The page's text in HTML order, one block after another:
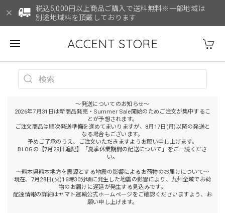
税込5,000円以上商品ご購入で送料無料※一部地域は
別途地域料を頂戴しております
ACCENT STORE
～発送についてのお知らせ～
2026年7月31日は新商品発売・Summer Sale開始のためご注文が集中するこ
とが予想されます。
ご注文商品は順次発送準備を進めてまいりますが、8月17日(月)以降の発送と
なる場合もございます。
予めご了承のうえ、ご注文いただきますようお願い申し上げます。
BLOGの【7月29日追記】「夏季休業期間の配送について」をご一読くださ
い。
～熊本県熊本地方を震源とする地震の影響によるお荷物のお届けについて～
現在、7月28日(火)16時30分頃に発生した地震の影響により、九州全域でお荷
物のお届けに遅延が発生する見込みです。
配達情報の詳細はヤマト運輸公式ホームページをご確認くださいますよう、お
願い申し上げます。